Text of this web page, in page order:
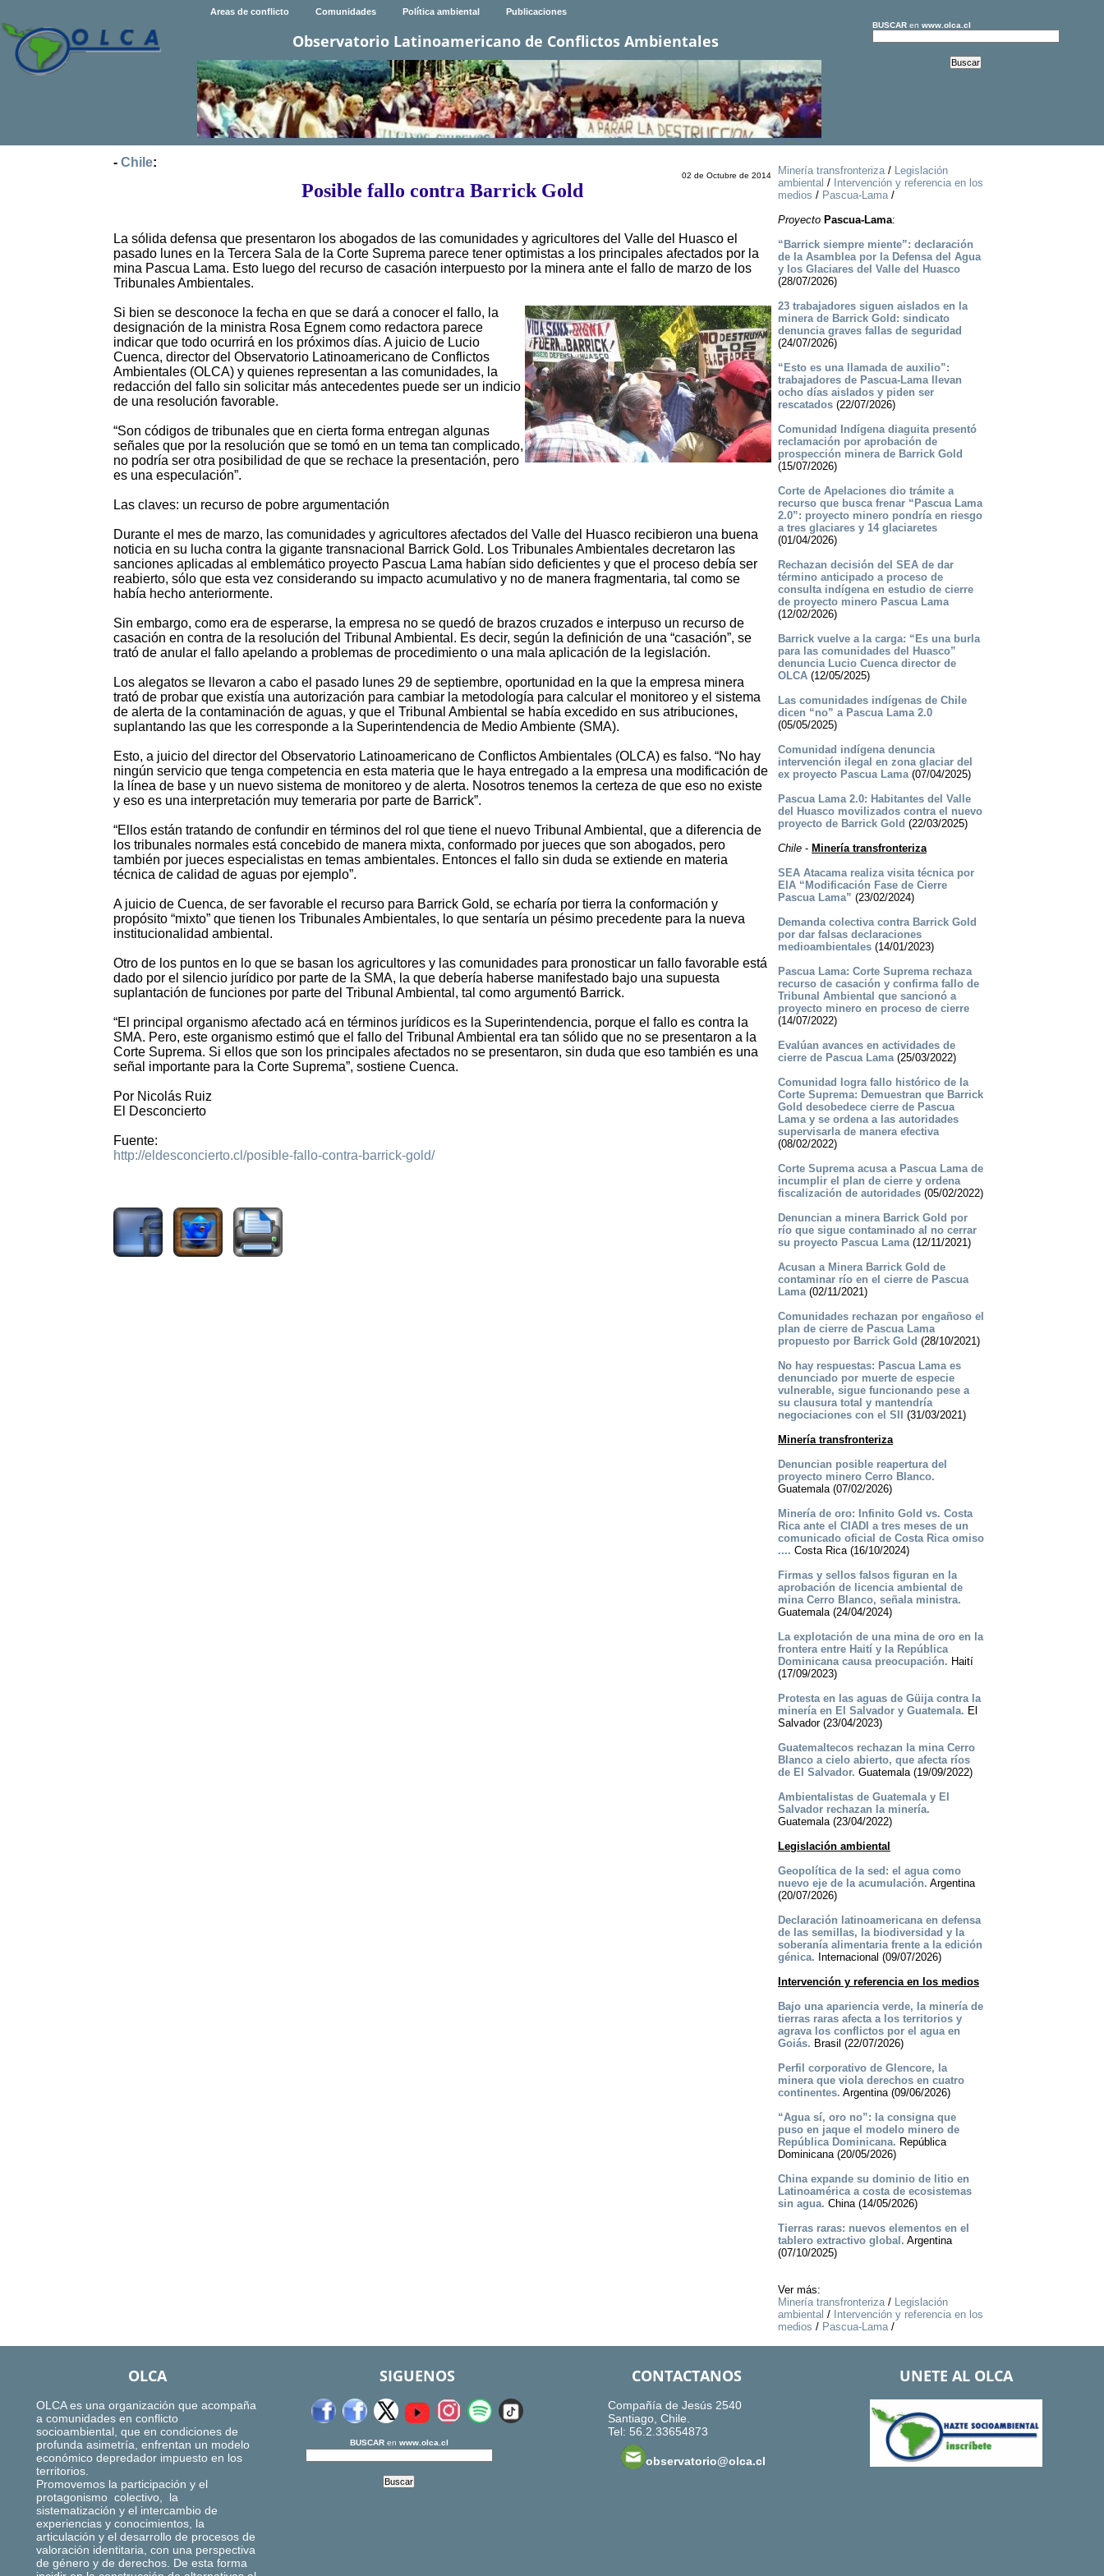
Areas de conflicto Comunidades Política ambiental Publicaciones
Observatorio Latinoamericano de Conflictos Ambientales
BUSCARen www.olca.cl
- Chile:
02 de Octubre de 2014
Posible fallo contra Barrick Gold
La sólida defensa que presentaron los abogados de las comunidades y agricultores del Valle del Huasco el
pasado lunes en la Tercera Sala de la Corte Suprema parece tener optimistas a los principales afectados por la
mina Pascua Lama. Esto luego del recurso de casación interpuesto por la minera ante el fallo de marzo de los
Tribunales Ambientales.
Si bien se desconoce la fecha en que se dará a conocer el fallo, la
designación de la ministra Rosa Egnem como redactora parece
indicar que todo ocurrirá en los próximos días. A juicio de Lucio
Cuenca, director del Observatorio Latinoamericano de Conflictos
Ambientales (OLCA) y quienes representan a las comunidades, la
redacción del fallo sin solicitar más antecedentes puede ser un indicio
de una resolución favorable.
“Son códigos de tribunales que en cierta forma entregan algunas
señales que por la resolución que se tomó en un tema tan complicado,
no podría ser otra posibilidad de que se rechace la presentación, pero
es una especulación”.
Las claves: un recurso de pobre argumentación
Durante el mes de marzo, las comunidades y agricultores afectados del Valle del Huasco recibieron una buena
noticia en su lucha contra la gigante transnacional Barrick Gold. Los Tribunales Ambientales decretaron las
sanciones aplicadas al emblemático proyecto Pascua Lama habían sido deficientes y que el proceso debía ser
reabierto, sólo que esta vez considerando su impacto acumulativo y no de manera fragmentaria, tal como se
había hecho anteriormente.
Sin embargo, como era de esperarse, la empresa no se quedó de brazos cruzados e interpuso un recurso de
casación en contra de la resolución del Tribunal Ambiental. Es decir, según la definición de una “casación”, se
trató de anular el fallo apelando a problemas de procedimiento o una mala aplicación de la legislación.
Los alegatos se llevaron a cabo el pasado lunes 29 de septiembre, oportunidad en la que la empresa minera
trató de probar que existía una autorización para cambiar la metodología para calcular el monitoreo y el sistema
de alerta de la contaminación de aguas, y que el Tribunal Ambiental se había excedido en sus atribuciones,
suplantando las que les corresponde a la Superintendencia de Medio Ambiente (SMA).
Esto, a juicio del director del Observatorio Latinoamericano de Conflictos Ambientales (OLCA) es falso. “No hay
ningún servicio que tenga competencia en esta materia que le haya entregado a la empresa una modificación de
la línea de base y un nuevo sistema de monitoreo y de alerta. Nosotros tenemos la certeza de que eso no existe
y eso es una interpretación muy temeraria por parte de Barrick”.
“Ellos están tratando de confundir en términos del rol que tiene el nuevo Tribunal Ambiental, que a diferencia de
los tribunales normales está concebido de manera mixta, conformado por jueces que son abogados, pero
también por jueces especialistas en temas ambientales. Entonces el fallo sin duda se extiende en materia
técnica de calidad de aguas por ejemplo”.
A juicio de Cuenca, de ser favorable el recurso para Barrick Gold, se echaría por tierra la conformación y
propósito “mixto” que tienen los Tribunales Ambientales, lo que sentaría un pésimo precedente para la nueva
institucionalidad ambiental.
Otro de los puntos en lo que se basan los agricultores y las comunidades para pronosticar un fallo favorable está
dado por el silencio jurídico por parte de la SMA, la que debería haberse manifestado bajo una supuesta
suplantación de funciones por parte del Tribunal Ambiental, tal como argumentó Barrick.
“El principal organismo afectado acá en términos jurídicos es la Superintendencia, porque el fallo es contra la
SMA. Pero, este organismo estimó que el fallo del Tribunal Ambiental era tan sólido que no se presentaron a la
Corte Suprema. Si ellos que son los principales afectados no se presentaron, sin duda que eso también es una
señal importante para la Corte Suprema”, sostiene Cuenca.
Por Nicolás Ruiz
El Desconcierto
Fuente:
http://eldesconcierto.cl/posible-fallo-contra-barrick-gold/
Minería transfronteriza/ Legislación
ambiental / Intervención y referencia en los
medios / Pascua-Lama/
Proyecto Pascua-Lama:
“Barrick siempre miente”: declaración
de la Asamblea por la Defensa del Agua
y los Glaciares del Valle del Huasco
(28/07/2026)
23 trabajadores siguen aislados en la
minera de Barrick Gold: sindicato
denuncia graves fallas de seguridad
(24/07/2026)
“Esto es una llamada de auxilio”:
trabajadores de Pascua-Lama llevan
ocho días aislados y piden ser
rescatados(22/07/2026)
Comunidad Indígena diaguita presentó
reclamación por aprobación de
prospección minera de Barrick Gold
(15/07/2026)
Corte de Apelaciones dio trámite a
recurso que busca frenar “Pascua Lama
2.0”: proyecto minero pondría en riesgo
a tres glaciares y 14 glaciaretes
(01/04/2026)
Rechazan decisión del SEA de dar
término anticipado a proceso de
consulta indígena en estudio de cierre
de proyecto minero Pascua Lama
(12/02/2026)
Barrick vuelve a la carga: “Es una burla
para las comunidades del Huasco”
denuncia Lucio Cuenca director de
OLCA(12/05/2025)
Las comunidades indígenas de Chile
dicen “no” a Pascua Lama 2.0
(05/05/2025)
Comunidad indígena denuncia
intervención ilegal en zona glaciar del
ex proyecto Pascua Lama(07/04/2025)
Pascua Lama 2.0: Habitantes del Valle
del Huasco movilizados contra el nuevo
proyecto de Barrick Gold (22/03/2025)
Chile- Minería transfronteriza
SEA Atacama realiza visita técnica por
EIA “Modificación Fase de Cierre
Pascua Lama” (23/02/2024)
Demanda colectiva contra Barrick Gold
por dar falsas declaraciones
medioambientales(14/01/2023)
Pascua Lama: Corte Suprema rechaza
recurso de casación y confirma fallo de
Tribunal Ambiental que sancionó a
proyecto minero en proceso de cierre
(14/07/2022)
Evalúan avances en actividades de
cierre de Pascua Lama(25/03/2022)
Comunidad logra fallo histórico de la
Corte Suprema: Demuestran que Barrick
Gold desobedece cierre de Pascua
Lama y se ordena a las autoridades
supervisarla de manera efectiva
(08/02/2022)
Corte Suprema acusa a Pascua Lama de
incumplir el plan de cierre y ordena
fiscalización de autoridades(05/02/2022)
Denuncian a minera Barrick Gold por
río que sigue contaminado al no cerrar
su proyecto Pascua Lama(12/11/2021)
Acusan a Minera Barrick Gold de
contaminar río en el cierre de Pascua
Lama(02/11/2021)
Comunidades rechazan por engañoso el
plan de cierre de Pascua Lama
propuesto por Barrick Gold (28/10/2021)
No hay respuestas: Pascua Lama es
denunciado por muerte de especie
vulnerable, sigue funcionando pese a
su clausura total y mantendría
negociaciones con el SII
(31/03/2021)
Minería transfronteriza
Denuncian posible reapertura del
proyecto minero Cerro Blanco.
Guatemala (07/02/2026)
Minería de oro: Infinito Gold vs. Costa
Rica ante el CIADI a tres meses de un
comunicado oficial de Costa Rica omiso
.... Costa Rica (16/10/2024)
Firmas y sellos falsos figuran en la
aprobación de licencia ambiental de
mina Cerro Blanco, señala ministra.
Guatemala (24/04/2024)
La explotación de una mina de oro en la
frontera entre Haití y la República
Dominicana causa preocupación. Haití
(17/09/2023)
Protesta en las aguas de Güija contra la
minería en El Salvador y Guatemala. El
Salvador (23/04/2023)
Guatemaltecos rechazan la mina Cerro
Blanco a cielo abierto, que afecta ríos
de El Salvador. Guatemala (19/09/2022)
Ambientalistas de Guatemala y El
Salvador rechazan la minería.
Guatemala (23/04/2022)
Legislación ambiental
Geopolítica de la sed: el agua como
nuevo eje de la acumulación. Argentina
(20/07/2026)
Declaración latinoamericana en defensa
de las semillas, la biodiversidad y la
soberanía alimentaria frente a la edición
génica. Internacional (09/07/2026)
Intervención y referencia en los medios
Bajo una apariencia verde, la minería de
tierras raras afecta a los territorios y
agrava los conflictos por el agua en
Goiás. Brasil (22/07/2026)
Perfil corporativo de Glencore, la
minera que viola derechos en cuatro
continentes. Argentina (09/06/2026)
“Agua sí, oro no”: la consigna que
puso en jaque el modelo minero de
República Dominicana. República
Dominicana (20/05/2026)
China expande su dominio de litio en
Latinoamérica a costa de ecosistemas
sin agua. China (14/05/2026)
Tierras raras: nuevos elementos en el
tablero extractivo global. Argentina
(07/10/2025)
Ver más:
Minería transfronteriza/ Legislación
ambiental / Intervención y referencia en los
medios / Pascua-Lama/
OLCA
OLCA es una organización que acompaña
a comunidades en conflicto
socioambiental, que en condiciones de
profunda asimetría, enfrentan un modelo
económico depredador impuesto en los
territorios.
Promovemos la participación y el
protagonismo colectivo, la
sistematización y el intercambio de
experiencias y conocimientos, la
articulación y el desarrollo de procesos de
valoración identitaria, con una perspectiva
de género y de derechos. De esta forma
SIGUENOS
BUSCARen www.olca.cl
CONTACTANOS
Compañía de Jesús 2540
Santiago, Chile.
Tel: 56.2.33654873
observatorio@olca.cl
UNETE AL OLCA